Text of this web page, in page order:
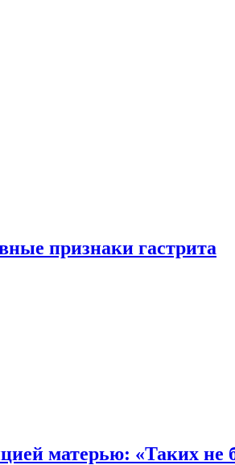
признаки гастрита
матерью: «Таких не